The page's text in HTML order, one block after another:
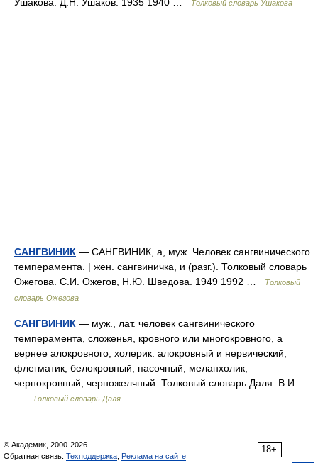
Толковый словарь Ушакова
САНГВИНИК — САНГВИНИК, а, муж. Человек сангвинического
темперамента. | жен. сангвиничка, и (разг.). Толковый словарь
Ожегова. С.И. Ожегов, Н.Ю. Шведова. 1949 1992 …
Толковый
словарь Ожегова
САНГВИНИК — муж., лат. человек сангвинического
темперамента, сложенья, кровного или многокровного, а
вернее алокровного; холерик. алокровный и нервический;
флегматик, белокровный, пасочный; меланхолик,
чернокровный, черножелчный. Толковый словарь Даля. В.И.…
Толковый словарь Даля
18+
© Академик, 2000-2026
Обратная связь: Техподдержка Реклама на сайте